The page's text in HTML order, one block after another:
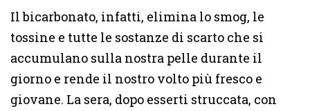
Il bicarbonato, infatti, elimina lo smog, le
tossine e tutte le sostanze di scarto che si
accumulano sulla nostra pelle durante il
giorno e rende il nostro volto più fresco e
giovane. La sera, dopo esserti struccata, con